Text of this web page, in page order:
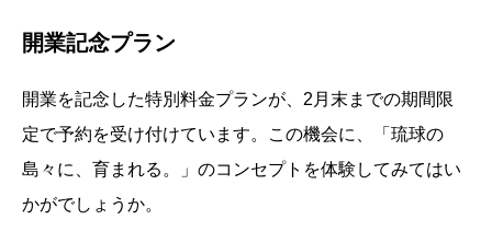
開業記念プラン
開業を記念した特別料金プランが、2月末までの期間限
定で予約を受け付けています。この機会に、「琉球の
島々に、育まれる。」のコンセプトを体験してみてはい
かがでしょうか。